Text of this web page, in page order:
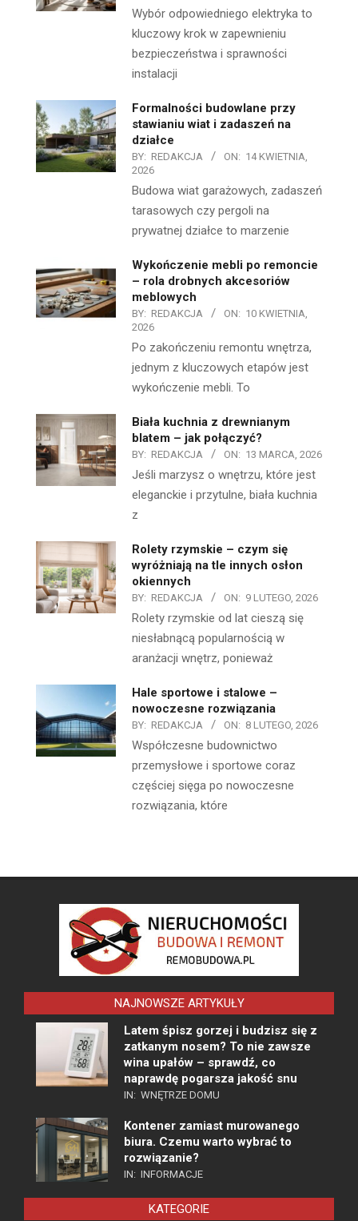
Wybór odpowiedniego elektryka to
kluczowy krok w zapewnieniu
bezpieczeństwa i sprawności
instalacji
Formalności budowlane przy
stawianiu wiat i zadaszeń na
działce
BY: REDAKCJA ON: 14 KWIETNIA,
2026
Budowa wiat garażowych, zadaszeń
tarasowych czy pergoli na
prywatnej działce to marzenie
Wykończenie mebli po remoncie
– rola drobnych akcesoriów
meblowych
BY: REDAKCJA ON: 10 KWIETNIA,
2026
Po zakończeniu remontu wnętrza,
jednym z kluczowych etapów jest
wykończenie mebli. To
Biała kuchnia z drewnianym
blatem – jak połączyć?
BY: REDAKCJA ON: 13 MARCA, 2026
Jeśli marzysz o wnętrzu, które jest
eleganckie i przytulne, biała kuchnia
z
Rolety rzymskie – czym się
wyróżniają na tle innych osłon
okiennych
BY: REDAKCJA ON: 9 LUTEGO, 2026
Rolety rzymskie od lat cieszą się
niesłabnącą popularnością w
aranżacji wnętrz, ponieważ
Hale sportowe i stalowe –
nowoczesne rozwiązania
BY: REDAKCJA ON: 8 LUTEGO, 2026
Współczesne budownictwo
przemysłowe i sportowe coraz
częściej sięga po nowoczesne
rozwiązania, które
NAJNOWSZE ARTYKUŁY
Latem śpisz gorzej i budzisz się z
zatkanym nosem? To nie zawsze
wina upałów – sprawdź, co
naprawdę pogarsza jakość snu
IN: WNĘTRZE DOMU
Kontener zamiast murowanego
biura. Czemu warto wybrać to
rozwiązanie?
IN: INFORMACJE
KATEGORIE